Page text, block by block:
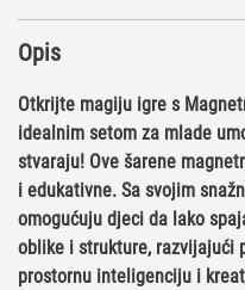
-
Vulcano
količina
Opis
Otkrijte magiju igre s
idealnim setom za mlade
stvaraju! Ove šarene
i edukativne. Sa svojim
omogućuju djeci da lako
oblike i strukture, razvijajući
prostornu inteligenciju i